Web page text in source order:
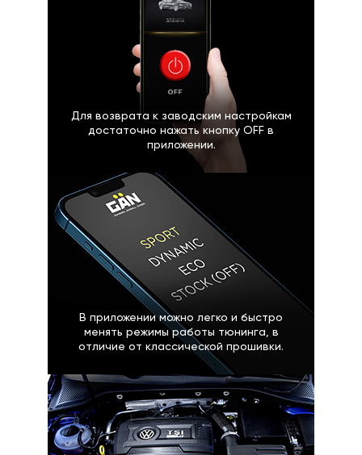
Для возврата к заводским настройкам
достаточно нажать кнопку OFF в
приложении.
В приложении можно легко и быстро
менять режимы работы тюнинга, в
отличие от классической прошивки.